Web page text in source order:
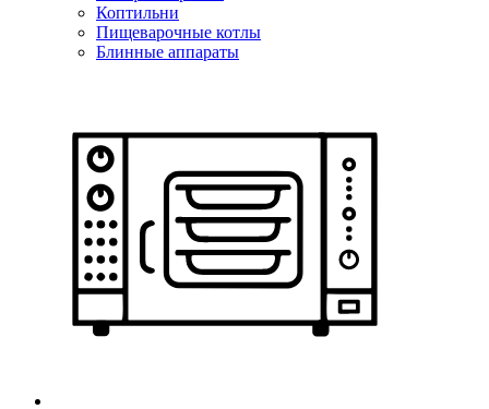
Коптильни
Пищеварочные котлы
Блинные аппараты